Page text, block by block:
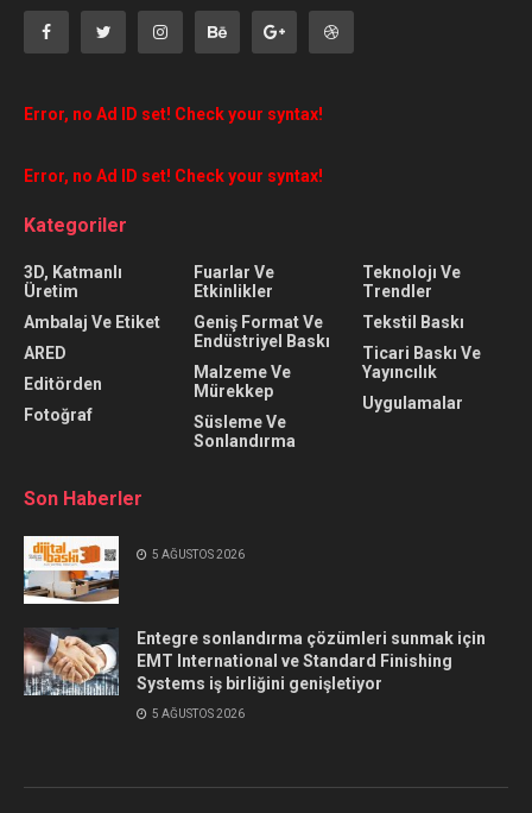
Error, no Ad ID set! Check your syntax!
Error, no Ad ID set! Check your syntax!
Kategoriler
3D, Katmanlı
Üretim
Ambalaj Ve Etiket
ARED
Editörden
Fotoğraf
Fuarlar Ve
Etkinlikler
Geniş Format Ve
Endüstriyel Baskı
Malzeme Ve
Mürekkep
Süsleme Ve
Sonlandırma
Teknolojı Ve
Trendler
Tekstil Baskı
Ticari Baskı Ve
Yayıncılık
Uygulamalar
Son Haberler
5 AĞUSTOS 2026
Entegre sonlandırma çözümleri sunmak için
EMT International ve Standard Finishing
Systems iş birliğini genişletiyor
5 AĞUSTOS 2026